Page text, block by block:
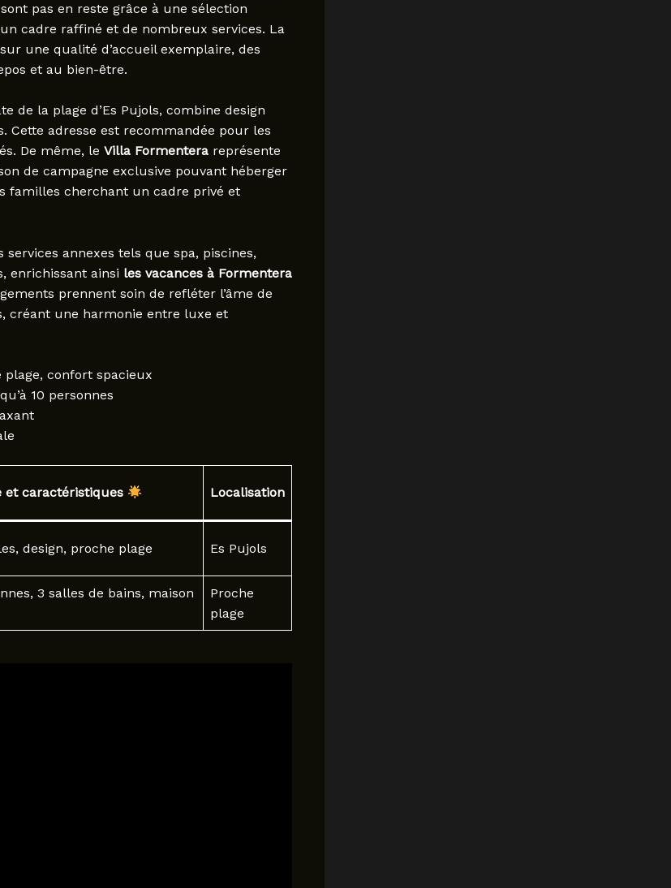
pas en reste grâce à une sélection
cadre raffiné et de nombreux services. La
une qualité d’accueil exemplaire, des
et au bien-être.
de la plage d’Es Pujols, combine design
Cette adresse est recommandée pour les
De même, le Villa Formenterareprésente
de campagne exclusive pouvant héberger
familles cherchant un cadre privé et
annexes tels que spa, piscines,
enrichissant ainsi les vacances à Formentera
prennent soin de refléter l’âme de
créant une harmonie entre luxe et
plage, confort spacieux
10 personnes
et caractéristiques Localisation
design, proche plage Es Pujols
3 salles de bains, maison
Proche
plage